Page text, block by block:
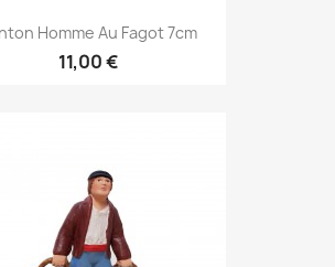
Homme Au Fagot 7cm
11,00 €